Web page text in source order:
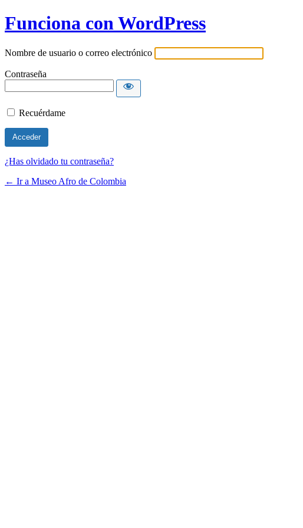
Funciona con WordPress
Nombre de usuario o correo electrónico
Contraseña
Recuérdame
¿Has olvidado tu contraseña?
← Ir a Museo Afro de Colombia